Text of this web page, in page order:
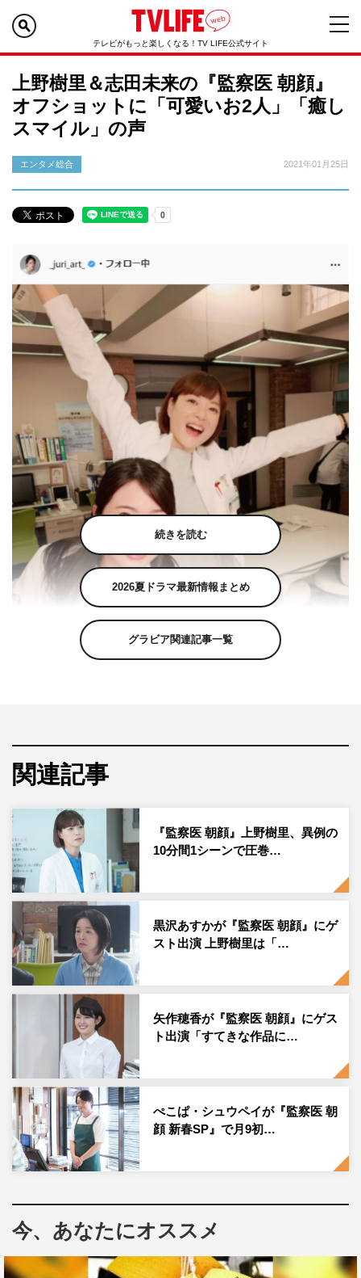
テレビがもっと楽しくなる！TV LIFE公式サイト
上野樹里＆志田未来の『監察医 朝顔』
オフショットに「可愛いお2人」「癒し
スマイル」の声
エンタメ総合 2021年01月25日
し、『監察医 朝顔』のオフショットを投稿した。
上野は「光子先生と もうすぐ撮影も終わりかと思うと、
寂しいですね このご時世打ち上げもないですしせめてみ
んなと記念写真を撮りたいと思います」のコメントととも
に、安岡光子役の志田未来とのオフショットを投稿した。
この投稿にフォロワーからは「可愛いお2人」「本当に癒
しです」「嬉しすぎる2ショット！」「癒しスマイル ダ
ブル」「永遠にやればいいのに」「あと何年でも続けてほ
しい」などのコメントが寄せられている。
上野樹里公式Instagram：
https://www.instagram.com/_juri_art_/
続きを読む
2026夏ドラマ最新情報まとめ
グラビア関連記事一覧
関連記事
『監察医 朝顔』上野樹里、異例の
10分間1シーンで圧巻…
黒沢あすかが『監察医 朝顔』にゲ
スト出演 上野樹里は「…
矢作穂香が『監察医 朝顔』にゲス
ト出演「すてきな作品に…
ぺこぱ・シュウペイが『監察医 朝
顔 新春SP』で月9初…
今、あなたにオススメ